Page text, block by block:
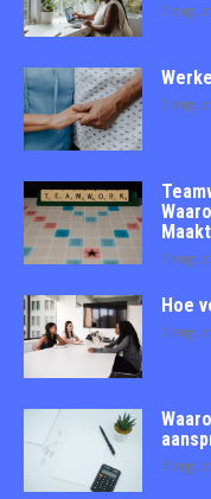
7
7
Maakt
7
Hoe
7
7